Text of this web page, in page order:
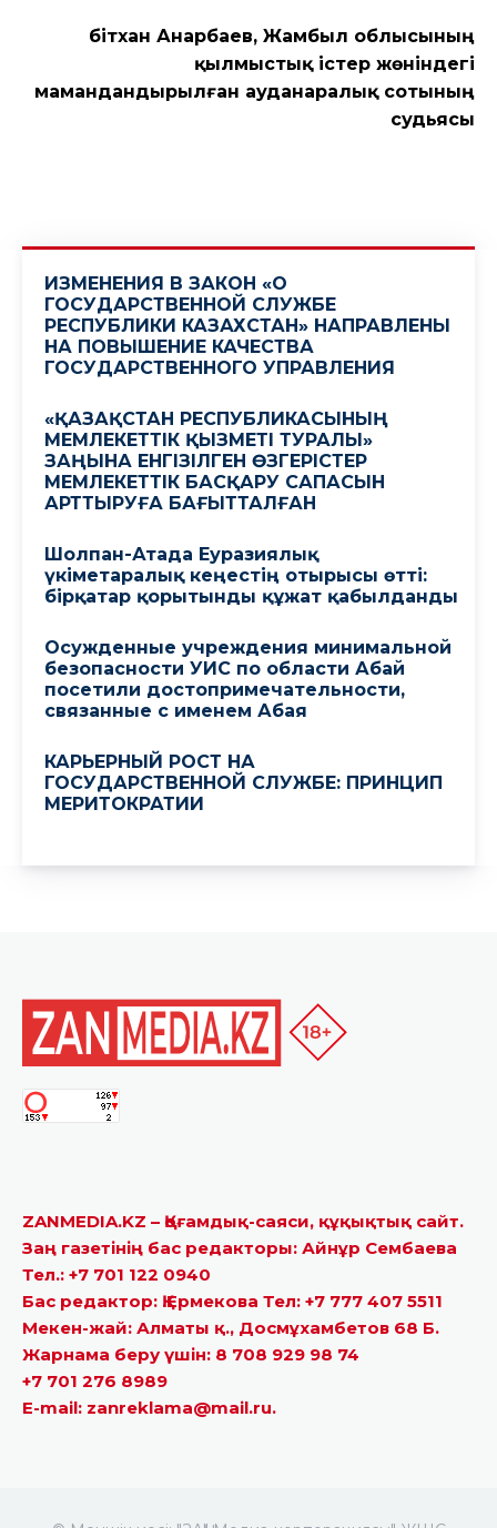
ZANMEDIA.KZ – Қоғамдық-саяси, құқықтық сайт.
Заң газетінің бас редакторы: Айнұр Сембаева
Тел.: +7 701 122 0940
Бас редактор: Қ.Ермекова Тел: +7 777 407 5511
Мекен-жай: Алматы қ., Досмұхамбетов 68 Б.
Жарнама беру үшін: 8 708 929 98 74
+7 701 276 8989
E-mail: zanreklama@mail.ru.